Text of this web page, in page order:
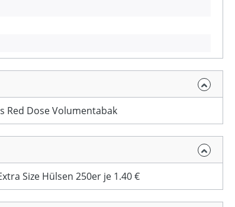
Red Dose Volumentabak
Size Hülsen 250er je 1.40 €